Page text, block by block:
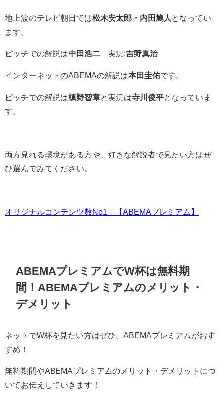
地上波のテレビ朝日では松木安太郎・内田篤人 となってい
ます。
ピッチでの解説は中田浩二 実況:吉野真治
インターネットのABEMAの解説は本田圭佑です。
ピッチでの解説は槙野智章と実況は寺川俊平となっていま
す。
両方見れる環境がある方や、好きな解説者で見たい方はぜ
ひ選んでみてください。
オリジナルコンテンツ数No1！【ABEMAプレミアム】
ABEMAプレミアムでW杯は無料期
間！ABEMAプレミアムのメリット・
デメリット
ネットでW杯を見たい方はぜひ、ABEMAプレミアムがおす
すめ！
無料期間やABEMAプレミアムのメリット・デメリットにつ
いてお伝えしていきます！